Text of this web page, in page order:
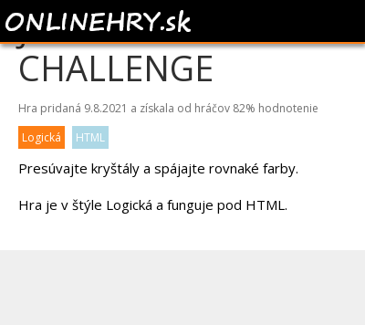
JEWELS BLITZ
CHALLENGE
Hra pridaná 9.8.2021 a získala od hráčov 82% hodnotenie
Logická
HTML
Presúvajte kryštály a spájajte rovnaké farby.
Hra je v štýle Logická a funguje pod HTML.